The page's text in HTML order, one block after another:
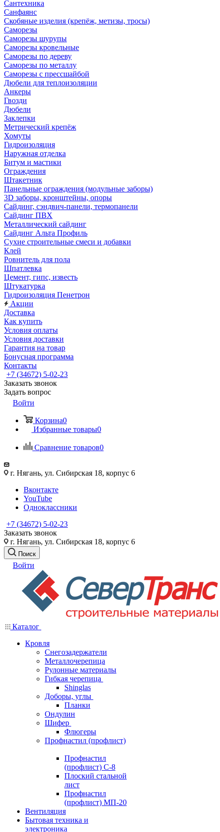
Сантехника
Санфаянс
Скобяные изделия (крепёж, метизы, тросы)
Саморезы
Саморезы шурупы
Саморезы кровельные
Саморезы по дереву
Саморезы по металлу
Саморезы с прессшайбой
Дюбели для теплоизоляции
Анкеры
Гвозди
Дюбели
Заклепки
Метрический крепёж
Хомуты
Гидроизоляция
Наружная отделка
Битум и мастики
Ограждения
Штакетник
Панельные ограждения (модульные заборы)
3D заборы, кронштейны, опоры
Cайдинг, сэндвич-панели, термопанели
Сайдинг ПВХ
Металлический сайдинг
Сайдинг Альта Профиль
Сухие строительные смеси и добавки
Клей
Ровнитель для пола
Шпатлевка
Цемент, гипс, известь
Штукатурка
Гидроизоляция Пенетрон
Акции
Доставка
Как купить
Условия оплаты
Условия доставки
Гарантия на товар
Бонусная программа
Контакты
+7 (34672) 5-02-23
Заказать звонок
Задать вопрос
Войти
Корзина0
Избранные товары0
Сравнение товаров0
г. Нягань, ул. Сибирская 18, корпус 6
Вконтакте
YouTube
Одноклассники
+7 (34672) 5-02-23
Заказать звонок
г. Нягань, ул. Сибирская 18, корпус 6
Поиск
Войти
Каталог
Кровля
Снегозадержатели
Металлочерепица
Рулонные материалы
Гибкая черепица
Shinglas
Доборы, углы
Планки
Ондулин
Шифер
Флюгеры
Профнастил (профлист)
Профнастил
(профлист) С-8
Плоский стальной
лист
Профнастил
(профлист) МП-20
Вентиляция
Бытовая техника и
электроника